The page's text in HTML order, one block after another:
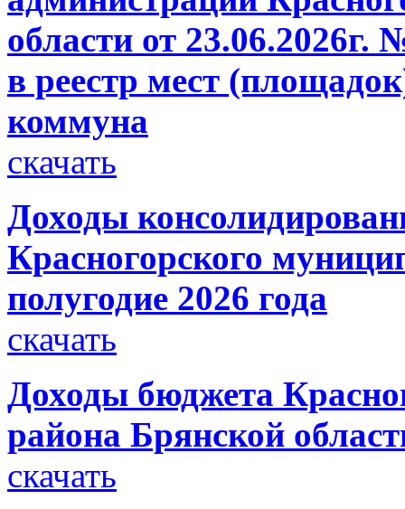
области от 23.06.2026г.
в реестр мест
коммуна
скачать
Доходы
Красногорского
полугодие 2026 года
скачать
Доходы бюджета
района Брянской
скачать